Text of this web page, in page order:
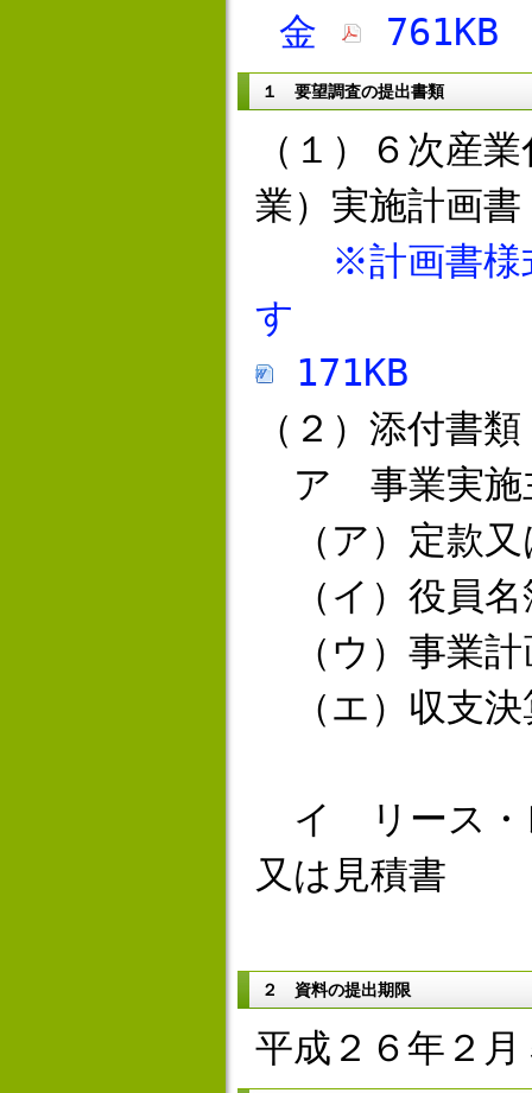
金
761KB
１ 要望調査の提出書類
（１）６次産
業）実施計画書
※計画書様
す
171KB
（２）添付書類
ア 事業実施
（ア）定款又
（イ）役員名
（ウ）事業計
（エ）収支決
イ リース・
又は見積書
２ 資料の提出期限
平成２６年２